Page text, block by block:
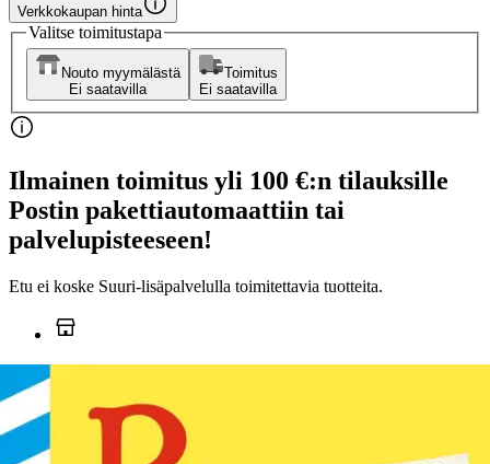
Verkkokaupan hinta
Valitse toimitustapa
Nouto myymälästä
Ei saatavilla
Toimitus
Ei saatavilla
Ilmainen toimitus yli 100 €:n tilauksille
Postin pakettiautomaattiin tai
palvelupisteeseen!
Etu ei koske Suuri‑lisäpalvelulla toimitettavia tuotteita.